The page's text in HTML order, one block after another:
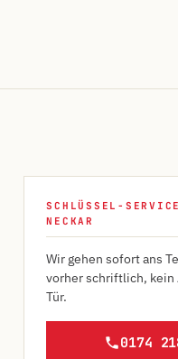
SCHLÜSSEL-
NECKAR
Wir gehen sofort ans
vorher schriftlich, kein
Tür.
0174